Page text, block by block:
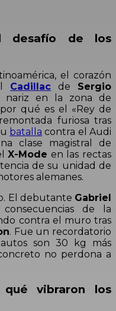
desafío de los
el corazón
Cadillac de Sergio
nariz en la zona de
qué es el «Rey de
furiosa tras
batalla contra el Audi
clase magistral de
X-Mode en las rectas
de su unidad de
alemanes.
El debutante Gabriel
de la
contra el muro tras
. Fue un recordatorio
son 30 kg más
no perdona a
qué vibraron los